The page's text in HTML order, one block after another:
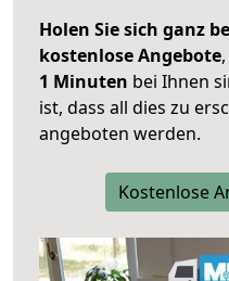
Holen Sie sich ganz
kostenlose Angebote
1 Minuten bei Ihnen
ist, dass all dies zu
angeboten werden.
Kostenlose